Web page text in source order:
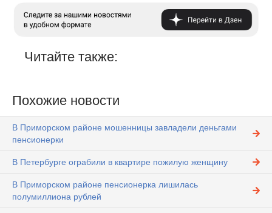
Читайте также:
Похожие новости
В Приморском районе мошенницы завладели деньгами
пенсионерки
В Петербурге ограбили в квартире пожилую женщину
В Приморском районе пенсионерка лишилась
полумиллиона рублей